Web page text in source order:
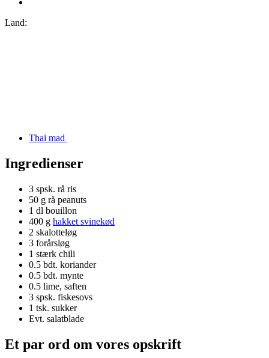
Land:
Thai mad
Ingredienser
3 spsk. rå ris
50 g rå peanuts
1 dl bouillon
400 g hakket svinekød
2 skalotteløg
3 forårsløg
1 stærk chili
0.5 bdt. koriander
0.5 bdt. mynte
0.5 lime, saften
3 spsk. fiskesovs
1 tsk. sukker
Evt. salatblade
Et par ord om vores opskrift